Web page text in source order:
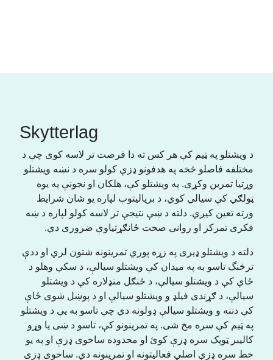
Skytterlag
د ویشتلو په ټیم کې هر کس ته دا فرصت تر لاسه کوی چې د
مختلفه فاصلو څخه په هدفونو ډزې کولو سره د نښه ویشتلو
وړتیا تمرین وکړی. په ویشتلو کې، هلکان او نجونې په یوه
ټولګي کې سیالي کوي، د بریالیتوب لپاره یو شان شرایط
ورته تعین کیږي. دلته د ښې نتیجې تر لاسه کولو لپاره د ښه
فکری تمرکز او روانی صحت ځانګړتیاوې ضروری دي.
دلته د ویشتلو ډیری په زړه پوري تمرینونه شتون لري او ددې
ترڅنگ تاسو به په میدان کې ویشتلو سیالې، د سکي وهلو د
ځاې کې د ویشتلو سیالې، د ځنګل منډلاره کې د ویشتلو
سیالې، د ګړندی فیلډ و ویشتلو سیالې او د پوښل شوی ځاې
کې دننه و ویشتلو سیالې ډولونه دي چې تاسو به یې د ویشتلو
په ټیم کې سره مخ شی. په تمرینونو کې، تاسو د ښی یا وړو
کالیبر ټوپک سره ډزې کوئ او محدوده ساحوی ډزې او په یو
خط سره ډزې اصلي فعالیتونه او تمرینونه دي. ساحوی ډزی